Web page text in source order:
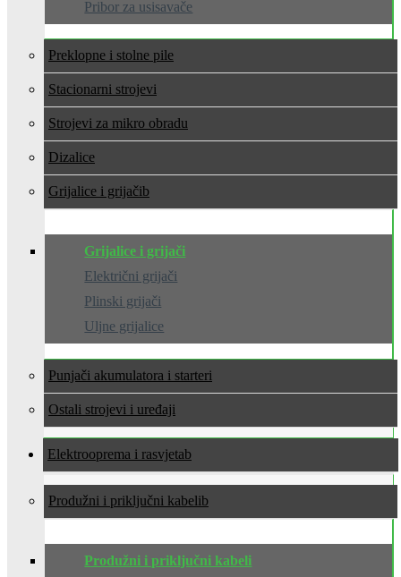
Pribor za usisavače
Preklopne i stolne pile
Stacionarni strojevi
Strojevi za mikro obradu
Dizalice
Grijalice i grijači
Grijalice i grijači
Električni grijači
Plinski grijači
Uljne grijalice
Punjači akumulatora i starteri
Ostali strojevi i uređaji
Elektrooprema i rasvjeta
Produžni i priključni kabeli
Produžni i priključni kabeli